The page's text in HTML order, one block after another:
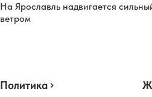
На Ярославль надвигается
ветром
Политика